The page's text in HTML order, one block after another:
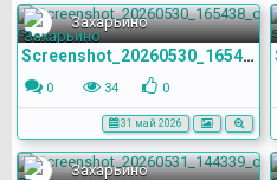
Захарьино
Screenshot_20260530_165438_com.yandex.browser
0 34 0
31 май 2026
Захарьино